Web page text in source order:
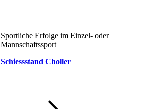
Sportliche Erfolge im Einzel- oder
Mannschaftssport
Schiessstand Choller